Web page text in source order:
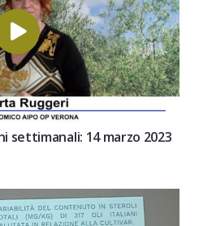
settimanali: 14 marzo 2023